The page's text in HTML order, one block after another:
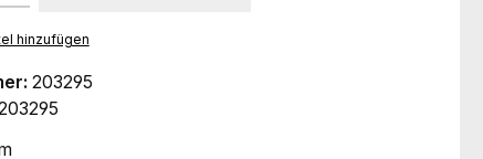
hinzufügen
203295